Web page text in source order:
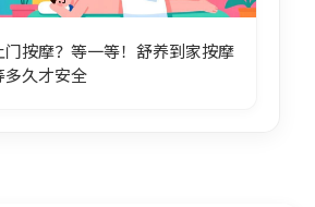
按摩？等一等！舒养到家按摩
多久才安全